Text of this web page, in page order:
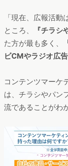
「現在、広報活
ところ、
『チラ
た方が最も多く、
ビCMやラジオ広
コンテンツマーケ
は、チラシやパン
流であることがわ